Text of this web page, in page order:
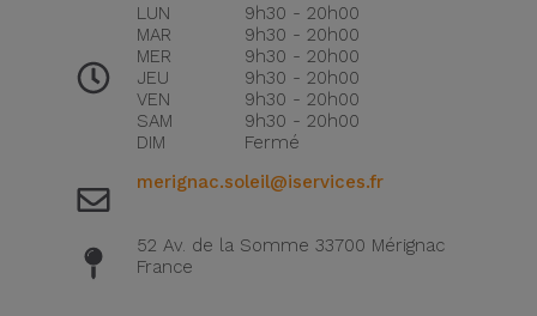
Samsung
Huawei
Oppo
Apple Watch
Reconditionnés
Samsungs
Reconditionnés
iMacs
Adaptateurs
Coques et
Protections
Externes
LUN
9h30 - 20h00
MAR
9h30 - 20h00
MER
9h30 - 20h00
JEU
9h30 - 20h00
VEN
9h30 - 20h00
SAM
9h30 - 20h00
DIM
Fermé
merignac.soleil@iservices.fr
52 Av. de la Somme 33700 Mérignac
France